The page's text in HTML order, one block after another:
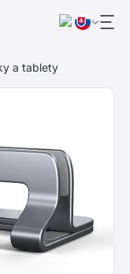
a tablety